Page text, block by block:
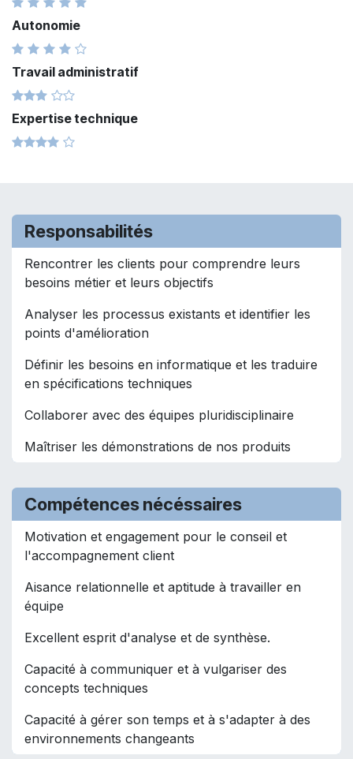
Autonomie
Travail administratif
Expertise technique
Responsabilités
Rencontrer les clients pour comprendre leurs
besoins métier et leurs objectifs
Analyser les processus existants et identifier les
points d'amélioration
Définir les besoins en informatique et les traduire
en spécifications techniques
Collaborer avec des équipes pluridisciplinaire
Maîtriser les démonstrations de nos produits
Compétences nécéssaires
Motivation et engagement pour le conseil et
l'accompagnement client
Aisance relationnelle et aptitude à travailler en
équipe
Excellent esprit d'analyse et de synthèse.​
Capacité à communiquer et à vulgariser des
concepts techniques
Capacité à gérer son temps et à s'adapter à des
environnements changeants